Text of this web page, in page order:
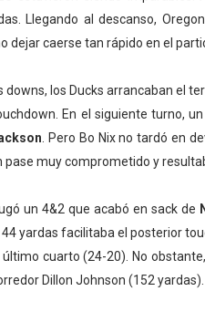
Llegando al descanso,
dejar caerse tan rápido en el
los Ducks arrancaban el
En el siguiente turno,
. Pero Bo Nix no tardó en
pase muy comprometido y
un 4&2 que acabó en sack de
yardas facilitaba el posterior
cuarto (24-20). No
Dillon Johnson (152 yardas).